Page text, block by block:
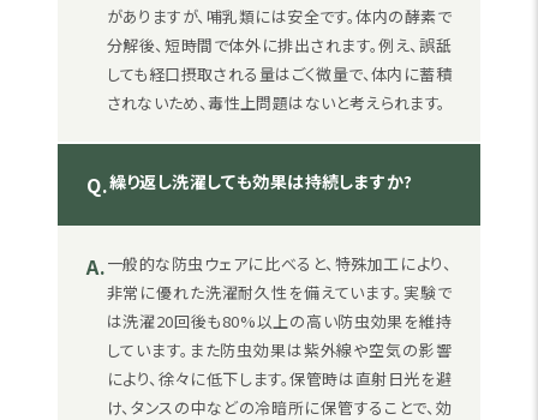
がありますが、哺乳類には安全です。体内の酵素で
分解後、短時間で体外に排出されます。例え、誤舐
しても経口摂取される量はごく微量で、体内に蓄積
されないため、毒性上問題はないと考えられます。
Q.繰り返し洗濯しても効果は持続しますか?
A.一般的な防虫ウェアに比べると、特殊加工により、
非常に優れた洗濯耐久性を備えています。実験で
は洗濯20回後も80%以上の高い防虫効果を維持
しています。また防虫効果は紫外線や空気の影響
により、徐々に低下します。保管時は直射日光を避
け、タンスの中などの冷暗所に保管することで、効